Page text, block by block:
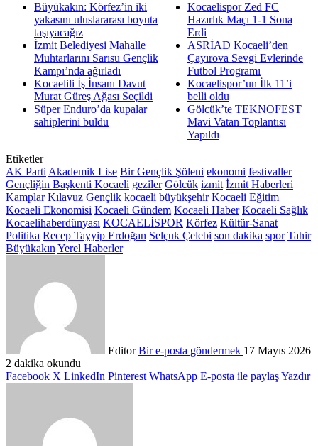
Büyükakın: Körfez’in iki
yakasını uluslararası boyuta
taşıyacağız
İzmit Belediyesi Mahalle
Muhtarlarını Sarısu Gençlik
Kampı’nda ağırladı
Kocaelili İş İnsanı Davut
Murat Güreş Ağası Seçildi
Süper Enduro’da kupalar
sahiplerini buldu
Kocaelispor Zed FC
Hazırlık Maçı 1-1 Sona
Erdi
ASRİAD Kocaeli’den
Çayırova Sevgi Evlerinde
Futbol Programı
Kocaelispor’un İlk 11’i
belli oldu
Gölcük’te TEKNOFEST
Mavi Vatan Toplantısı
Yapıldı
Etiketler
AK Parti Akademik Lise Bir Gençlik Şöleni ekonomi festivaller
Gençliğin Başkenti Kocaeli geziler Gölcük izmit İzmit Haberleri
Kamplar Kılavuz Gençlik kocaeli büyükşehir Kocaeli Eğitim
Kocaeli Ekonomisi Kocaeli Gündem Kocaeli Haber Kocaeli Sağlık
Kocaelihaberdünyası KOCAELİSPOR Körfez Kültür-Sanat
Politika Recep Tayyip Erdoğan Selçuk Çelebi son dakika spor Tahir
Büyükakın Yerel Haberler
Editor Bir e-posta göndermek 17 Mayıs 2026
2 dakika okundu
Facebook X LinkedIn Pinterest WhatsApp E-posta ile paylaşYazdır